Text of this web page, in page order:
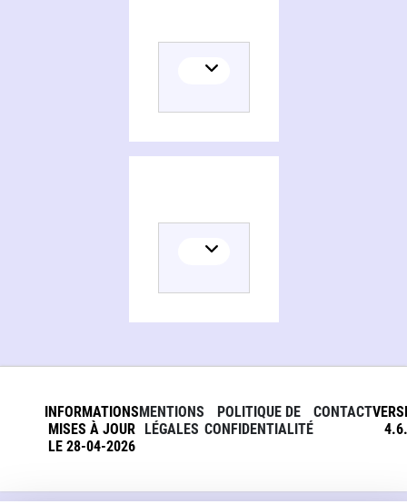
INFORMATIONS
MISES À JOUR
LE 28-04-2026
MENTIONS
LÉGALES
POLITIQUE DE
CONFIDENTIALITÉ
CONTACT